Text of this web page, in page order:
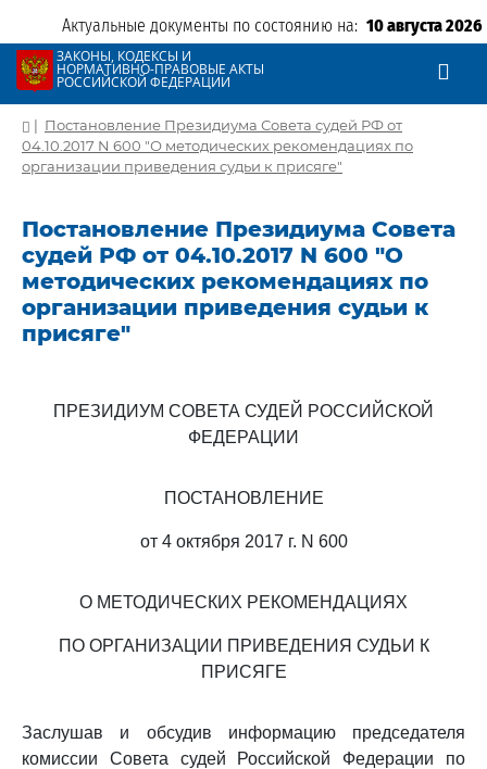
Актуальные документы по состоянию на: 10 августа 2026
ЗАКОНЫ, КОДЕКСЫ И
НОРМАТИВНО-ПРАВОВЫЕ АКТЫ
РОССИЙСКОЙ ФЕДЕРАЦИИ
| Постановление Президиума Совета судей РФ от
04.10.2017 N 600 "О методических рекомендациях по
организации приведения судьи к присяге"
Постановление Президиума Совета
судей РФ от 04.10.2017 N 600 "О
методических рекомендациях по
организации приведения судьи к
присяге"
ПРЕЗИДИУМ СОВЕТА СУДЕЙ РОССИЙСКОЙ
ФЕДЕРАЦИИ
ПОСТАНОВЛЕНИЕ
от 4 октября 2017 г. N 600
О МЕТОДИЧЕСКИХ РЕКОМЕНДАЦИЯХ
ПО ОРГАНИЗАЦИИ ПРИВЕДЕНИЯ СУДЬИ К
ПРИСЯГЕ
Заслушав и обсудив информацию председателя
комиссии Совета судей Российской Федерации по